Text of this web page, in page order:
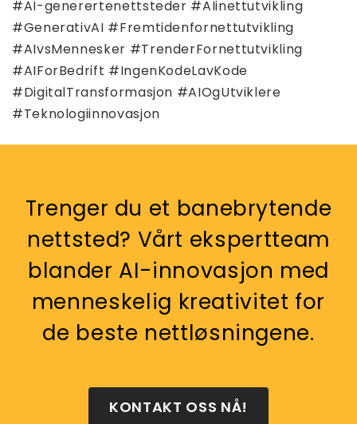
#AI-generertenettsteder #AIinettutvikling
#GenerativAI #Fremtidenfornettutvikling
#AIvsMennesker #TrenderFornettutvikling
#AIForBedrift #IngenKodeLavKode
#DigitalTransformasjon #AIOgUtviklere
#Teknologiinnovasjon
Trenger du et banebrytende
nettsted? Vårt ekspertteam
blander AI-innovasjon med
menneskelig kreativitet for
de beste nettløsningene.
KONTAKT OSS NÅ!